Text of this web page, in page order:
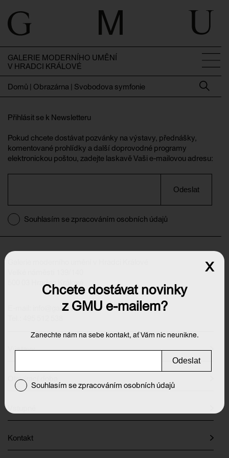
GALERIE MODERNÍHO UMĚNÍ
V HRADCI KRÁLOVÉ
Domů | Obrazárna | Svobodova symfonie
Přihlásit se k Newsletteru
Pokud chcete dostávat pozvánky na výstavy, přednášky,
komentované prohlídky a další doprovodné programy
elektronickou poštou, zadejte laskavě Vaši e-mailovou adresu:
Odeslat
Souhlasím se zpracováním osobních údajů
500 03 Hradec Králové
info@galeriehk.cz
Výstavy
Otevírací doba
Kontakt
Chcete dostávat novinky
z GMU e-mailem?
Zanechte nám na sebe kontakt, ať Vám nic neunikne.
Odeslat
Souhlasím se zpracováním osobních údajů
x